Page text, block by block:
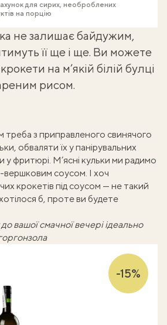
для сирих, необроблених
на порцію
не залишає байдужим,
її ще і ще. Ви можете
на м’якій білій булці
рисом.
треба з приправленого свинячого
обваляти їх у панірувальних
у фритюрі. М’ясні кульки ми радимо
соусом. І хоч
крокетів під соусом — не такий
б, проте ви будете
вашої смачної вечері ідеально
-15%